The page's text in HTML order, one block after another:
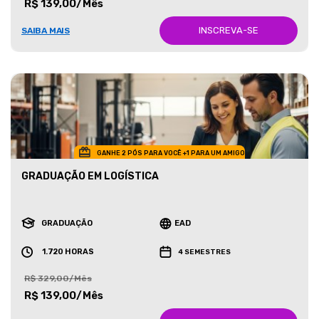
R$ 139,00/Mês
SAIBA MAIS INSCREVA-SE
GANHE 2 PÓS PARA VOCÊ +1 PARA UM AMIGO
GRADUAÇÃO EM LOGÍSTICA
GRADUAÇÃO EAD
1.720 HORAS 4 SEMESTRES
R$ 329,00/Mês
R$ 139,00/Mês